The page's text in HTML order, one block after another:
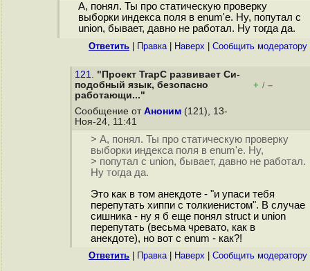
А, понял. Ты про статическую проверку
выборки индекса поля в enum'е. Ну, попутал с
union, бывает, давно не работал. Ну тогда да.
Ответить Правка| Наверх Cообщить модератору
121. "Проект TrapC развивает Си-
подобный язык, безопасно
работающи..."
+ / –
Сообщение от Аноним (121), 13-
Ноя-24, 11:41
> А, понял. Ты про статическую проверку
выборки индекса поля в enum'е. Ну,
> попутал с union, бывает, давно не работал.
Ну тогда да.
Это как в том анекдоте - "и упаси тебя
перепутать хиппи с толкиенистом". В случае
сишника - ну я б еще понял struct и union
перепутать (весьма чревато, как в
анекдоте), но вот с enum - как?!
Ответить Правка| Наверх Cообщить модератору